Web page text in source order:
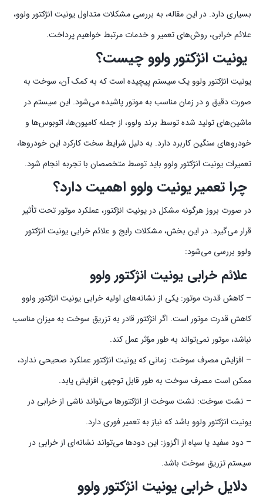
بسیاری دارد. در این مقاله، به بررسی مشکلات متداول یونیت انژکتور ولوو،
علائم خرابی، روش‌های تعمیر و خدمات مرتبط خواهیم پرداخت.
یونیت انژکتور ولوو چیست؟
یونیت انژکتور ولوو یک سیستم پیچیده است که به کمک آن، سوخت به
صورت دقیق و در زمان مناسب به موتور پاشیده می‌شود. این سیستم در
ماشین‌های تولید شده توسط برند ولوو، از جمله کامیون‌ها، اتوبوس‌ها و
خودروهای سنگین کاربرد دارد. به دلیل شرایط سخت کارکرد این خودروها،
تعمیرات یونیت انژکتور ولوو باید توسط متخصصان با تجربه انجام شود.
چرا تعمیر یونیت ولوو اهمیت دارد؟
در صورت بروز هرگونه مشکل در یونیت انژکتور، عملکرد موتور تحت تأثیر
قرار می‌گیرد. در این بخش، مشکلات رایج و علائم خرابی یونیت انژکتور
ولوو بررسی می‌شود:
علائم خرابی یونیت انژکتور ولوو
– کاهش قدرت موتور: یکی از نشانه‌های اولیه خرابی یونیت انژکتور ولوو
کاهش قدرت موتور است. اگر انژکتور قادر به تزریق سوخت به میزان مناسب
نباشد، موتور نمی‌تواند به طور مؤثر عمل کند.
– افزایش مصرف سوخت: زمانی که یونیت انژکتور عملکرد صحیحی ندارد،
ممکن است مصرف سوخت به طور قابل توجهی افزایش یابد.
– نشت سوخت: نشت سوخت از انژکتورها می‌تواند ناشی از خرابی در
یونیت انژکتور ولوو باشد که نیاز به تعمیر فوری دارد.
– دود سفید یا سیاه از اگزوز: این دود‌ها می‌تواند نشانه‌ای از خرابی در
سیستم تزریق سوخت باشد.
دلایل خرابی یونیت انژکتور ولوو